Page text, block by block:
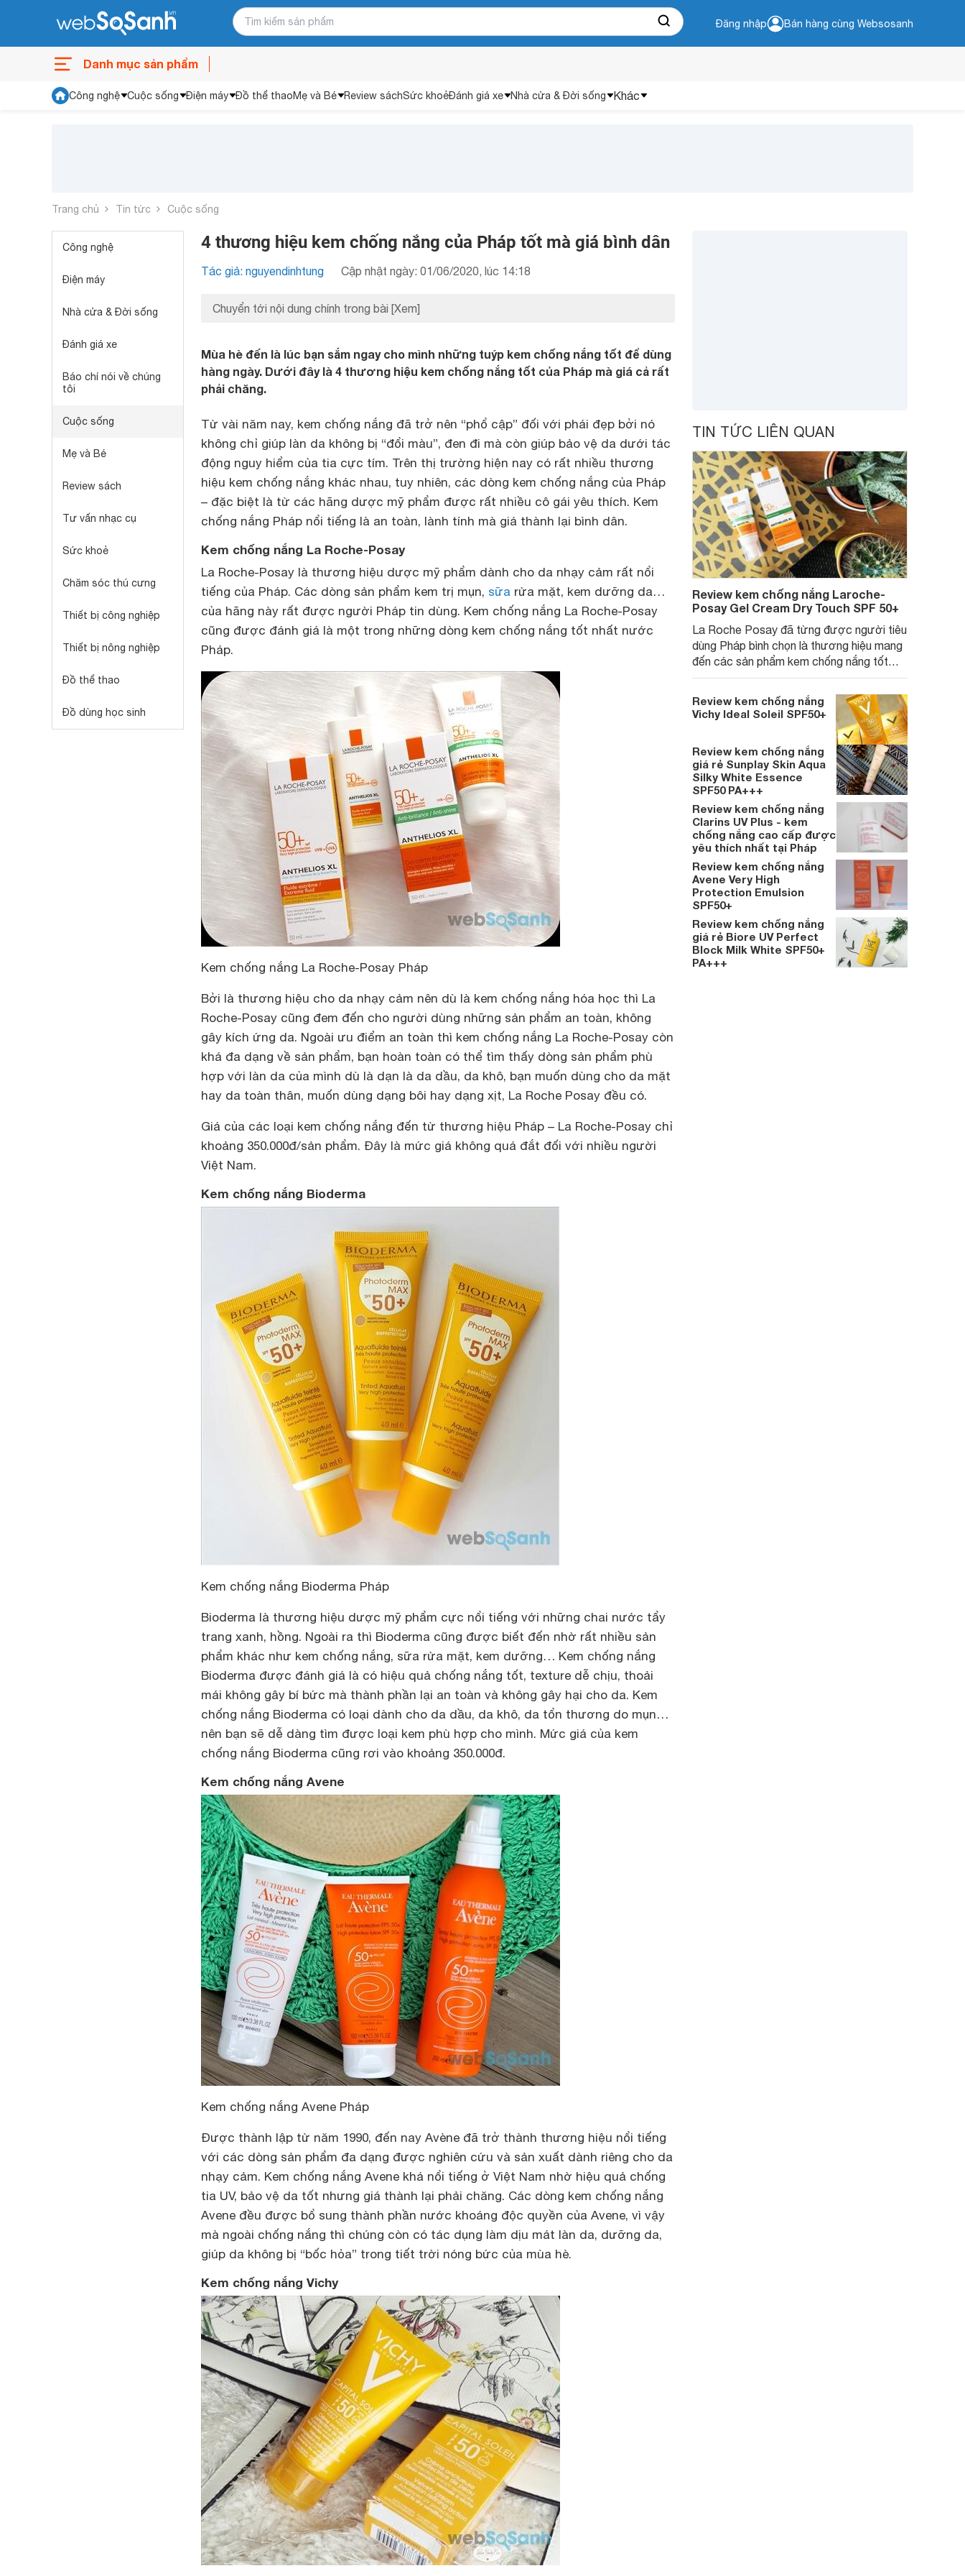
Đăng nhập Bán hàng cùng Websosanh
Danh mục sản phẩm
Công nghệ Cuộc sống Điện máy Đồ thể thaoMẹ và Bé Review sáchSức khoẻĐánh giá xe Nhà cửa & Đời sống Khác
Trang chủ Tin tức Cuộc sống
Công nghệ
Điện máy
Nhà cửa & Đời sống
Đánh giá xe
Báo chí nói về chúng
tôi
Cuộc sống
Mẹ và Bé
Review sách
Tư vấn nhạc cụ
Sức khoẻ
Chăm sóc thú cưng
Thiết bị công nghiệp
Thiết bị nông nghiệp
Đồ thể thao
Đồ dùng học sinh
4 thương hiệu kem chống nắng của Pháp tốt mà giá bình dân
Tác giả: nguyendinhtung Cập nhật ngày: 01/06/2020, lúc 14:18
Chuyển tới nội dung chính trong bài [Xem]
Mùa hè đến là lúc bạn sắm ngay cho mình những tuýp kem chống nắng tốt để dùng
hàng ngày. Dưới đây là 4 thương hiệu kem chống nắng tốt của Pháp mà giá cả rất
phải chăng.
Từ vài năm nay, kem chống nắng đã trở nên “phổ cập” đối với phái đẹp bởi nó
không chỉ giúp làn da không bị “đổi màu”, đen đi mà còn giúp bảo vệ da dưới tác
động nguy hiểm của tia cực tím. Trên thị trường hiện nay có rất nhiều thương
hiệu kem chống nắng khác nhau, tuy nhiên, các dòng kem chống nắng của Pháp
– đặc biệt là từ các hãng dược mỹ phẩm được rất nhiều cô gái yêu thích. Kem
chống nắng Pháp nổi tiếng là an toàn, lành tính mà giá thành lại bình dân.
Kem chống nắng La Roche-Posay
La Roche-Posay là thương hiệu dược mỹ phẩm dành cho da nhạy cảm rất nổi
tiếng của Pháp. Các dòng sản phẩm kem trị mụn, sữa rửa mặt, kem dưỡng da…
của hãng này rất được người Pháp tin dùng. Kem chống nắng La Roche-Posay
cũng được đánh giá là một trong những dòng kem chống nắng tốt nhất nước
Pháp.
Kem chống nắng La Roche-Posay Pháp
Bởi là thương hiệu cho da nhạy cảm nên dù là kem chống nắng hóa học thì La
Roche-Posay cũng đem đến cho người dùng những sản phẩm an toàn, không
gây kích ứng da. Ngoài ưu điểm an toàn thì kem chống nắng La Roche-Posay còn
khá đa dạng về sản phẩm, bạn hoàn toàn có thể tìm thấy dòng sản phẩm phù
hợp với làn da của mình dù là dạn là da dầu, da khô, bạn muốn dùng cho da mặt
hay da toàn thân, muốn dùng dạng bôi hay dạng xịt, La Roche Posay đều có.
Giá của các loại kem chống nắng đến từ thương hiệu Pháp – La Roche-Posay chỉ
khoảng 350.000đ/sản phẩm. Đây là mức giá không quá đắt đối với nhiều người
Việt Nam.
Kem chống nắng Bioderma
Kem chống nắng Bioderma Pháp
Bioderma là thương hiệu dược mỹ phẩm cực nổi tiếng với những chai nước tẩy
trang xanh, hồng. Ngoài ra thì Bioderma cũng được biết đến nhờ rất nhiều sản
phẩm khác như kem chống nắng, sữa rửa mặt, kem dưỡng… Kem chống nắng
Bioderma được đánh giá là có hiệu quả chống nắng tốt, texture dễ chịu, thoải
mái không gây bí bức mà thành phần lại an toàn và không gây hại cho da. Kem
chống nắng Bioderma có loại dành cho da dầu, da khô, da tổn thương do mụn…
nên bạn sẽ dễ dàng tìm được loại kem phù hợp cho mình. Mức giá của kem
chống nắng Bioderma cũng rơi vào khoảng 350.000đ.
Kem chống nắng Avene
Kem chống nắng Avene Pháp
Được thành lập từ năm 1990, đến nay Avène đã trở thành thương hiệu nổi tiếng
với các dòng sản phẩm đa dạng được nghiên cứu và sản xuất dành riêng cho da
nhạy cảm. Kem chống nắng Avene khá nổi tiếng ở Việt Nam nhờ hiệu quả chống
tia UV, bảo vệ da tốt nhưng giá thành lại phải chăng. Các dòng kem chống nắng
Avene đều được bổ sung thành phần nước khoáng độc quyền của Avene, vì vậy
mà ngoài chống nắng thì chúng còn có tác dụng làm dịu mát làn da, dưỡng da,
giúp da không bị “bốc hỏa” trong tiết trời nóng bức của mùa hè.
Kem chống nắng Vichy
TIN TỨC LIÊN QUAN
Review kem chống nắng Laroche-
Posay Gel Cream Dry Touch SPF 50+
La Roche Posay đã từng được người tiêu
dùng Pháp bình chọn là thương hiệu mang
đến các sản phẩm kem chống nắng tốt
nhất. Nếu bạn đang lựa chọn một em kem
chống nắng mỏng nhẹ cho da dầu thì có
thể tham khảo Laroche-Posay Gel Cream
Dry Touch SPF 50+.
Review kem chống nắng
Vichy Ideal Soleil SPF50+
Review kem chống nắng
giá rẻ Sunplay Skin Aqua
Silky White Essence
SPF50 PA+++
Review kem chống nắng
Clarins UV Plus - kem
chống nắng cao cấp được
yêu thích nhất tại Pháp
Review kem chống nắng
Avene Very High
Protection Emulsion
SPF50+
Review kem chống nắng
giá rẻ Biore UV Perfect
Block Milk White SPF50+
PA+++